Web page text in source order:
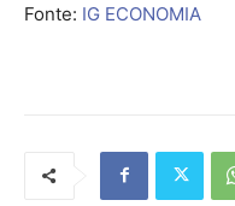
Fonte: IG ECONOMIA